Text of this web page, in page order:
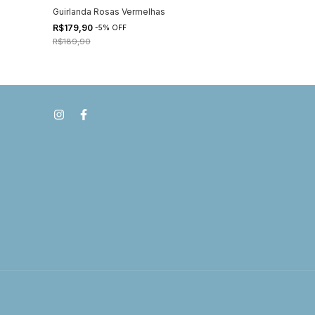
Guirlanda Rosas Vermelhas
R$179,90 -5% OFF
R$189,90